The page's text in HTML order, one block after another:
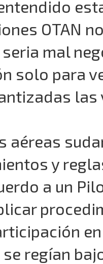
OTAN
seria mal
solo para
aéreas
y
a un
regían